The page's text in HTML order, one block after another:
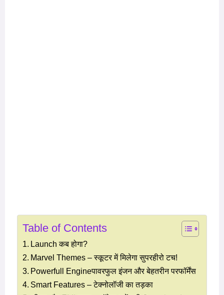
Table of Contents
Launch कब होगा?
Marvel Themes – स्कूटर में मिलेगा सुपरहीरो टच!
Powerfull Engineपावरफुल इंजन और बेहतरीन परफॉर्मेंस
Smart Features – टेक्नोलॉजी का तड़का